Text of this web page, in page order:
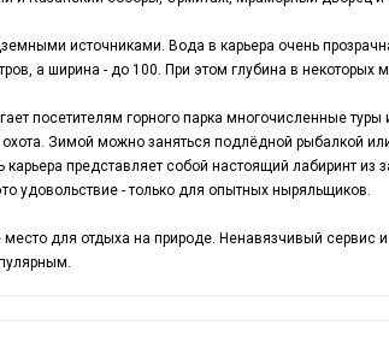
источниками. Вода в карьера очень
а ширина - до 100. При этом глубина в некоторых
посетителям горного парка многочисленные туры
Зимой можно заняться подлёдной рыбалкой
представляет собой настоящий лабиринт из
удовольствие - только для опытных ныряльщиков.
для отдыха на природе. Ненавязчивый сервис и